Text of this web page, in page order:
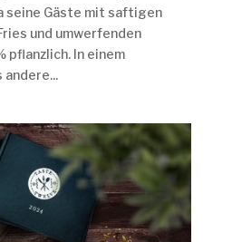
seine Gäste mit saftigen
und umwerfenden
pflanzlich. In einem
andere...